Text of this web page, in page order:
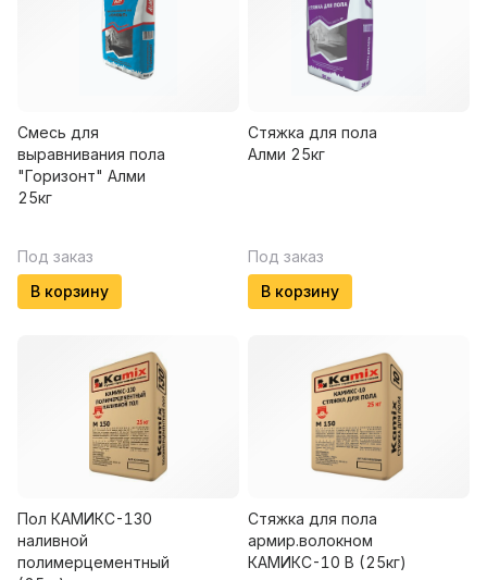
Смесь для
выравнивания пола
"Горизонт" Алми
25кг
Под заказ
В корзину
Стяжка для пола
Алми 25кг
Под заказ
В корзину
Пол КАМИКС-130
наливной
полимерцементный
Стяжка для пола
армир.волокном
КАМИКС-10 В (25кг)